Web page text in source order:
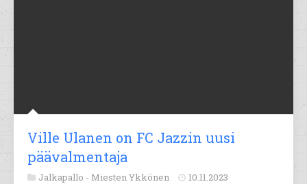
Ville Ulanen on FC Jazzin uusi
päävalmentaja
Jalkapallo - Miesten Ykkönen 10.11.2023